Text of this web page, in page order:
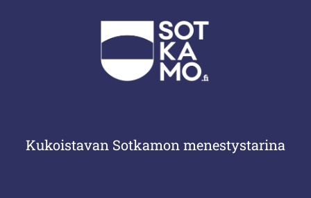
Kukoistavan Sotkamon menestystarina